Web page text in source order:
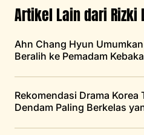
Artikel Lain dari Rizki
Ahn Chang Hyun
Beralih ke Pemadam
Rekomendasi Drama Korea
Dendam Paling Berkelas